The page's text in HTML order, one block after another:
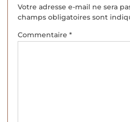
Votre adresse e-mail ne sera
champs obligatoires sont
Commentaire *